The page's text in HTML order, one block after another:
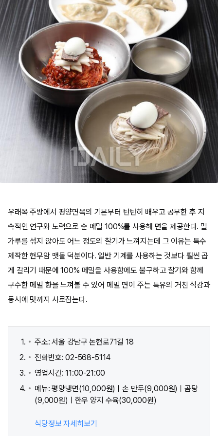
우래옥 주방에서 평양면옥의 기본부터 탄탄히 배우고 공부한 후 지
속적인 연구와 노력으로 순 메밀 100%를 사용해 면을 제공한다. 밀
가루를 섞지 않아도 어느 정도의 찰기가 느껴지는데 그 이유는 특수
제작한 현무암 맷돌 덕분이다. 일반 기계를 사용하는 것보다 훨씬 곱
게 갈리기 때문에 100% 메밀을 사용함에도 불구하고 찰기와 함께
구수한 메밀 향을 느껴볼 수 있어 메밀 면이 주는 특유의 거친 식감과
동시에 맛까지 사로잡는다.
주소: 서울 강남구 논현로71길 18
전화번호: 02-568-5114
영업시간: 11:00-21:00
메뉴: 평양냉면(10,000원)ㅣ손 만두(9,000원)ㅣ곰탕
(9,000원)ㅣ한우 양지 수육(30,000원)
식당정보 자세히보기